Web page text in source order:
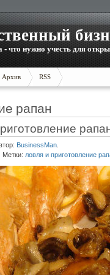
что нужно учесть для
Архив RSS
рапан
BusinessMan
Метки: ловля и приготовление